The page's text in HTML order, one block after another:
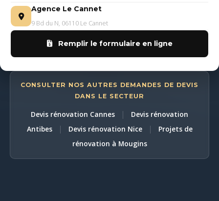
Agence Le Cannet
9 Bd du N, 06110 Le Cannet
Remplir le formulaire en ligne
CONSULTER NOS AUTRES DEMANDES DE DEVIS
DANS LE SECTEUR
Devis rénovation Cannes |
Devis rénovation
Antibes
| Devis rénovation Nice |
Projets de
rénovation à Mougins